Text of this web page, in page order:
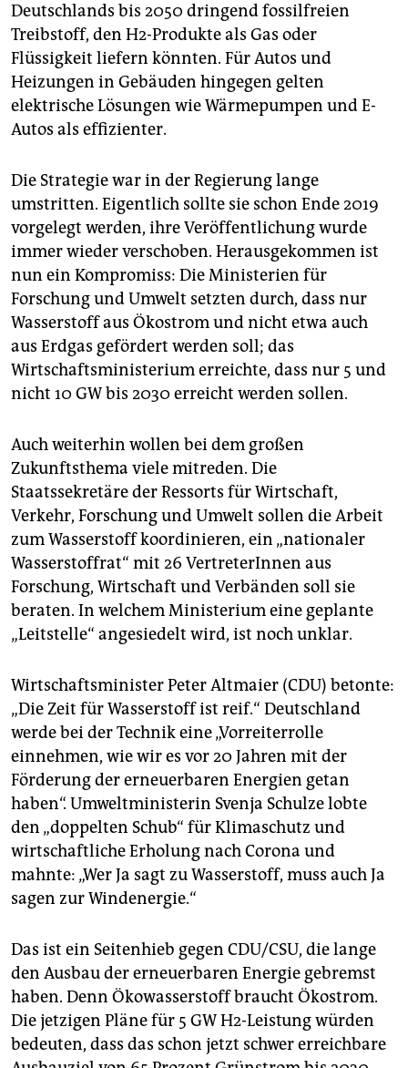
Deutschlands bis 2050 dringend fossilfreien
Treibstoff, den H2-Produkte als Gas oder
Flüssigkeit liefern könnten. Für Autos und
Heizungen in Gebäuden hingegen gelten
elektrische Lösungen wie Wärmepumpen und E-
Autos als effizienter.
Die Strategie war in der Regierung lange
umstritten. Eigentlich sollte sie schon Ende 2019
vorgelegt werden, ihre Veröffentlichung wurde
immer wieder verschoben. Herausgekommen ist
nun ein Kompromiss: Die Ministerien für
Forschung und Umwelt setzten durch, dass nur
Wasserstoff aus Ökostrom und nicht etwa auch
aus Erdgas gefördert werden soll; das
Wirtschaftsministerium erreichte, dass nur 5 und
nicht 10 GW bis 2030 erreicht werden sollen.
Auch weiterhin wollen bei dem großen
Zukunftsthema viele mitreden. Die
Staatssekretäre der Ressorts für Wirtschaft,
Verkehr, Forschung und Umwelt sollen die Arbeit
zum Wasserstoff koordinieren, ein „nationaler
Wasserstoffrat“ mit 26 VertreterInnen aus
Forschung, Wirtschaft und Verbänden soll sie
beraten. In welchem Ministerium eine geplante
„Leitstelle“ angesiedelt wird, ist noch unklar.
Wirtschaftsminister Peter Altmaier (CDU) betonte:
„Die Zeit für Wasserstoff ist reif.“ Deutschland
werde bei der Technik eine „Vorreiterrolle
einnehmen, wie wir es vor 20 Jahren mit der
Förderung der erneuerbaren Energien getan
haben“. Umweltministerin Svenja Schulze lobte
den „doppelten Schub“ für Klimaschutz und
wirtschaftliche Erholung nach Corona und
mahnte: „Wer Ja sagt zu Wasserstoff, muss auch Ja
sagen zur Windenergie.“
Das ist ein Seitenhieb gegen CDU/CSU, die lange
den Ausbau der erneuerbaren Energie gebremst
haben. Denn Ökowasserstoff braucht Ökostrom.
Die jetzigen Pläne für 5 GW H2-Leistung würden
bedeuten, dass das schon jetzt schwer erreichbare